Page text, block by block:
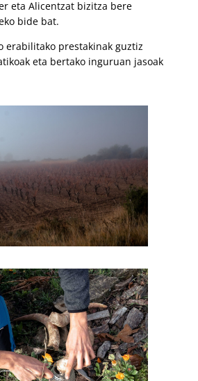
eta Alicentzat bizitza bere
bide bat.
erabilitako prestakinak guztiz
eta bertako inguruan jasoak